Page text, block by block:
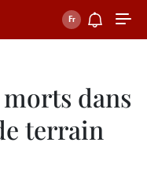
dans
terrain